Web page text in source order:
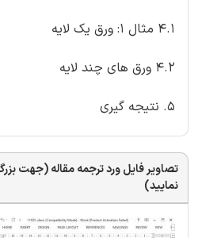
4.1 مثال 1: ورق یک لایه
4.2 ورق های چند لایه
5. نتیجه گیری
تصاویر فایل ورد ترجمه مقاله (جهت
نمایید)